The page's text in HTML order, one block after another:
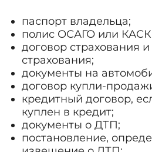
паспорт владельца;
полис ОСАГО или
договор страхования
страхования;
документы на
договор купли-
кредитный договор,
куплен в кредит;
документы о ДТП;
постановление,